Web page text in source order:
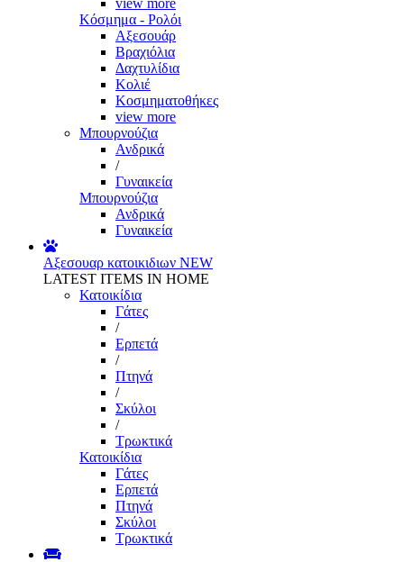
view more
Κόσμημα - Ρολόι
Αξεσουάρ
Βραχιόλια
Δαχτυλίδια
Κολιέ
Κοσμηματοθήκες
view more
Μπουρνούζια
Ανδρικά
/
Γυναικεία
Μπουρνούζια
Ανδρικά
Γυναικεία
Αξεσουαρ κατοικιδιων NEW
LATEST ITEMS IN HOME
Κατοικίδια
Γάτες
/
Ερπετά
/
Πτηνά
/
Σκύλοι
/
Τρωκτικά
Κατοικίδια
Γάτες
Ερπετά
Πτηνά
Σκύλοι
Τρωκτικά